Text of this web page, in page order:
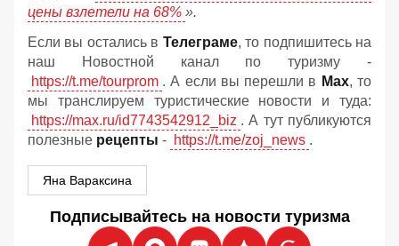
цены взлетели на 68% ».
Если вы остались в Телеграме, то подпишитесь на
наш Новостной канал по туризму -
https://t.me/tourprom . А если вы перешли в Мах, то
мы транслируем туристические новости и туда:
https://max.ru/id7743542912_biz . А тут публикуются
полезные рецепты - https://t.me/zoj_news .
Яна Вараксина
Подписывайтесь на новости туризма